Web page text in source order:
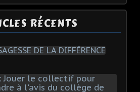
RÉCENTS